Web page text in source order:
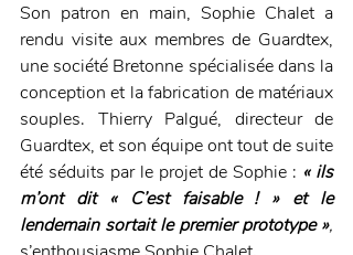
Son patron en main, Sophie Chalet a
rendu visite aux membres de Guardtex,
une société Bretonne spécialisée dans la
conception et la fabrication de matériaux
souples. Thierry Palgué, directeur de
Guardtex, et son équipe ont tout de suite
été séduits par le projet de Sophie : « ils
m’ont dit « C’est faisable ! » et le
lendemain sortait le premier prototype »,